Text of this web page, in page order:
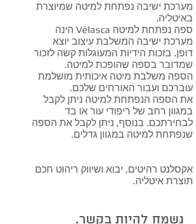
מערכת ישיבה נפתחת למיטה שמיוצרת
באיטליה.
ספה נפתחת למיטה Vélasca הינה
מערכת ישיבה המשלבת עיצוב יוצא
דופן. בזכות הידיות המעוגלות קשה לזכור
שמדובר בספה שהופכת למיטה.
הספה משלבת מיטה איכותית מושלמת
עוברכם ועבור האורחים שלכם.
את הספה הנפתחת למיטה ניתן לקבל
במגוון רחב של ריפודי עור או בד
לבחירתכם. בנוסף, ניתן לקבל את הספה
שנפתחת למיטה במגוון גדלים.
אקסלנט רהיטים, יבוא ושיווק ריהוט חכם
תוצרת איטליה.
נשמח להיות בקשר.